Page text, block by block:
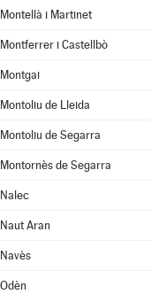
Montellà i Martinet
Montferrer i Castellbò
Montgai
Montoliu de Lleida
Montoliu de Segarra
Montornès de Segarra
Nalec
Naut Aran
Navès
Odèn